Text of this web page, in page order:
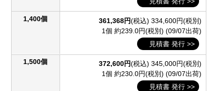
1,400個 361,368円(税込) 334,600円(税別)
1個 約239.0円(税別) (09/07出荷)
見積書 発行 >>
1,500個 372,600円(税込) 345,000円(税別)
1個 約230.0円(税別) (09/07出荷)
見積書 発行 >>